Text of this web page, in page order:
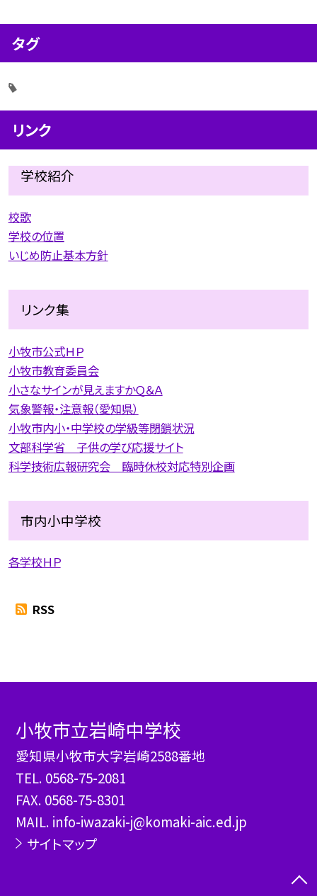
タグ
リンク
学校紹介
校歌
学校の位置
いじめ防止基本方針
リンク集
小牧市公式ＨＰ
小牧市教育委員会
小さなサインが見えますかＱ＆Ａ
気象警報・注意報（愛知県）
小牧市内小・中学校の学級等閉鎖状況
文部科学省 子供の学び応援サイト
科学技術広報研究会 臨時休校対応特別企画
市内小中学校
各学校ＨＰ
RSS
小牧市立岩崎中学校
愛知県小牧市大字岩崎2588番地
TEL. 0568-75-2081
FAX. 0568-75-8301
MAIL. info-iwazaki-j@komaki-aic.ed.jp
サイトマップ